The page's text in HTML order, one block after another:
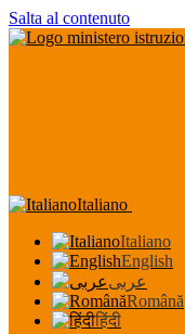
Salta al contenuto
Italiano
Italiano
English
عربى
Română
हिंदी